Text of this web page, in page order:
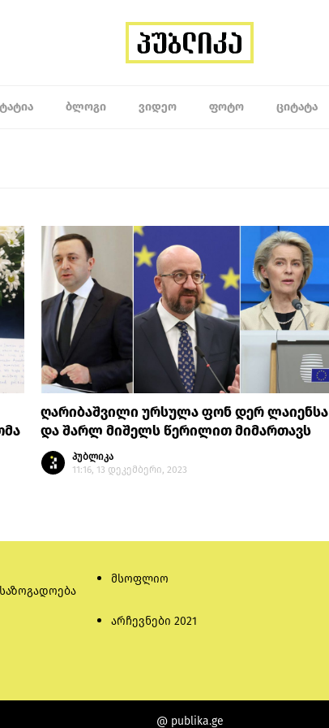
ᲑᲚᲝᲒᲘ ᲕᲘᲓᲔᲝ ᲤᲝᲢᲝ ᲪᲘᲢᲐᲢᲐ
ღარიბაშვილი ურსულა ფონ დერ ლაიენსა
და შარლ მიშელს წერილით მიმართავს
პუბლიკა
11:16, 13 დეკემბერი, 2023
საზოგადოება
მსოფლიო
არჩევნები 2021
@ publika.ge